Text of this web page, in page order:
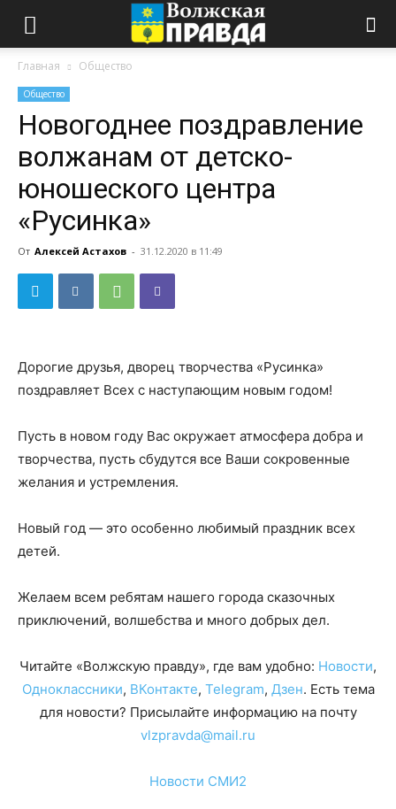
Главная Общество
Общество
Новогоднее поздравление
волжанам от детско-
юношеского центра
«Русинка»
От Алексей Астахов - 31.12.2020 в 11:49
Дорогие друзья, дворец творчества «Русинка»
поздравляет Всех с наступающим новым годом!
Пусть в новом году Вас окружает атмосфера добра и
творчества, пусть сбудутся все Ваши сокровенные
желания и устремления.
Новый год — это особенно любимый праздник всех
детей.
Желаем всем ребятам нашего города сказочных
приключений, волшебства и много добрых дел.
Читайте «Волжскую правду», где вам удобно: Новости,
Одноклассники, ВКонтакте, Telegram, Дзен. Есть тема
для новости? Присылайте информацию на почту
vlzpravda@mail.ru
Новости СМИ2